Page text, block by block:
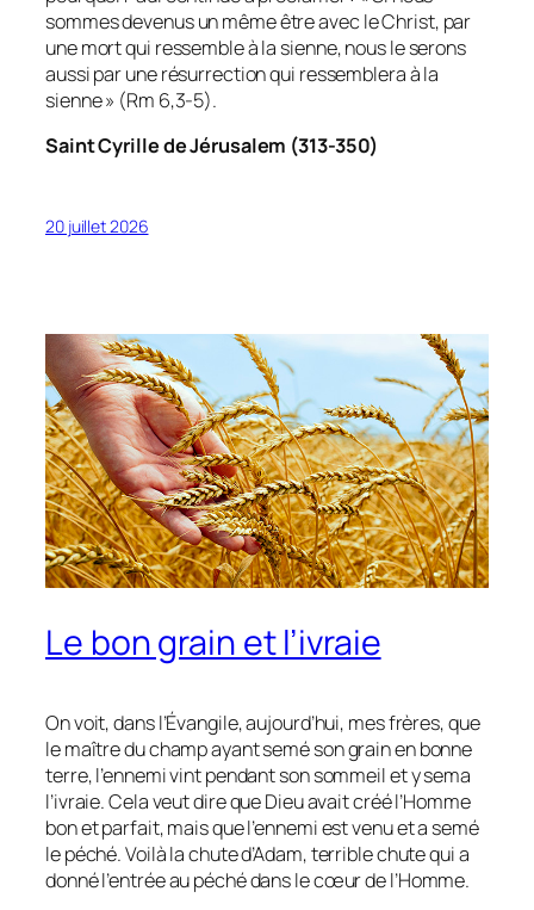
sommes devenus un même être avec le Christ, par
une mort qui ressemble à la sienne, nous le serons
aussi par une résurrection qui ressemblera à la
sienne » (Rm 6,3-5).
Saint Cyrille de Jérusalem (313-350)
20 juillet 2026
Le bon grain et l’ivraie
On voit, dans l’Évangile, aujourd’hui, mes frères, que
le maître du champ ayant semé son grain en bonne
terre, l’ennemi vint pendant son sommeil et y sema
l’ivraie. Cela veut dire que Dieu avait créé l’Homme
bon et parfait, mais que l’ennemi est venu et a semé
le péché. Voilà la chute d’Adam, terrible chute qui a
donné l’entrée au péché dans le cœur de l’Homme.